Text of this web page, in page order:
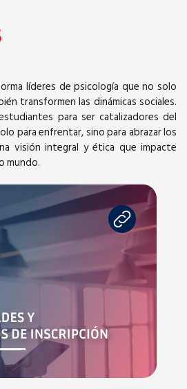
líderes de psicología que no solo
transformen las dinámicas sociales.
para ser catalizadores del
para enfrentar, sino para abrazar los
visión integral y ética que impacte
mundo.